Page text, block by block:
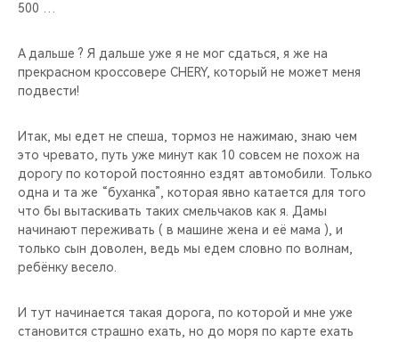
500 …
А дальше ? Я дальше уже я не мог сдаться, я же на
прекрасном кроссовере CHERY, который не может меня
подвести!
Итак, мы едет не спеша, тормоз не нажимаю, знаю чем
это чревато, путь уже минут как 10 совсем не похож на
дорогу по которой постоянно ездят автомобили. Только
одна и та же “буханка”, которая явно катается для того
что бы вытаскивать таких смельчаков как я. Дамы
начинают переживать ( в машине жена и её мама ), и
только сын доволен, ведь мы едем словно по волнам,
ребёнку весело.
И тут начинается такая дорога, по которой и мне уже
становится страшно ехать, но до моря по карте ехать